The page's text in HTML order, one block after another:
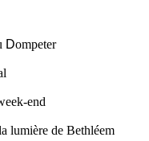
Dompeter
end
lumière de Bethléem